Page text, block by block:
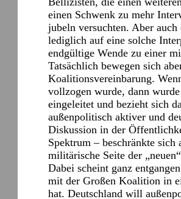
einen Schwenk zu mehr
jubeln versuchten. Aber
lediglich auf eine solche
endgültige Wende zu einer
Tatsächlich bewegen sich
Koalitionsvereinbarung.
vollzogen wurde, dann
eingeleitet und bezieht sich
außenpolitisch aktiver und
Diskussion in der
Spektrum – beschränkte
militärische Seite der
Dabei scheint ganz
mit der Großen Koalition in
hat. Deutschland will